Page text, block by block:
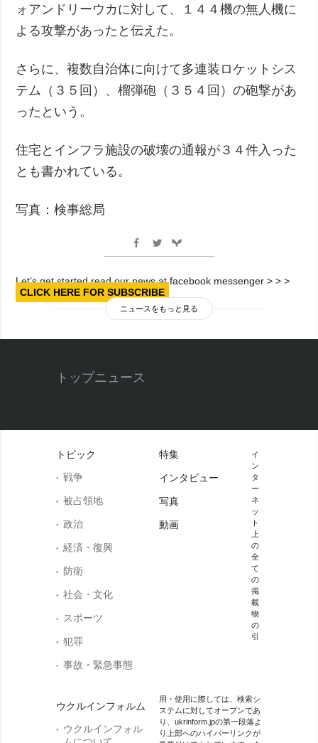
ォアンドリーウカに対して、１４４機の無人機に
よる攻撃があったと伝えた。
さらに、複数自治体に向けて多連装ロケットシス
テム（３５回）、榴弾砲（３５４回）の砲撃があ
ったという。
住宅とインフラ施設の破壊の通報が３４件入った
とも書かれている。
写真：検事総局
Let’s get started read our news at facebook messenger > > >
CLICK HERE FOR SUBSCRIBE
ニュースをもっと見る
トップニュース
トピック
戦争
被占領地
政治
経済・復興
防衛
社会・文化
スポーツ
犯罪
事故・緊急事態
ウクルインフォルム
ウクルインフォル
特集
インタビュー
写真
動画
イ
ン
タ
ー
ネ
ッ
ト
上
の
全
て
の
掲
載
物
の
引
用・使用に際しては、検索シ
ステムに対してオープンであ
り、ukrinform.jpの第一段落よ
り上部へのハイパーリンクが